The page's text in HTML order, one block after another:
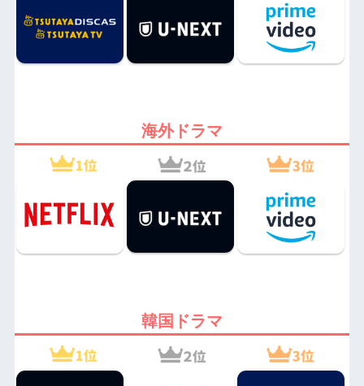
海外ドラマ
韓国ドラマ